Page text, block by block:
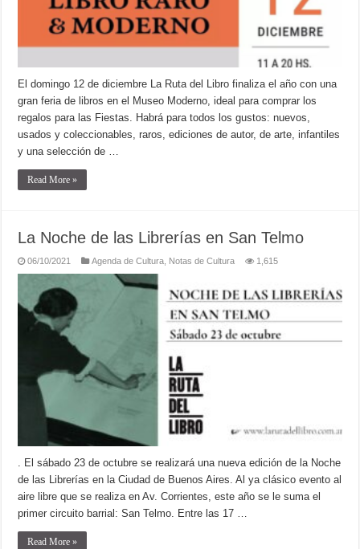
El domingo 12 de diciembre La Ruta del Libro finaliza el año con una
gran feria de libros en el Museo Moderno, ideal para comprar los
regalos para las Fiestas. Habrá para todos los gustos: nuevos,
usados y coleccionables, raros, ediciones de autor, de arte, infantiles
y una selección de …
Read More »
La Noche de las Librerías en San Telmo
06/10/2021 Agenda de Cultura Notas de Cultura 1,615
. El sábado 23 de octubre se realizará una nueva edición de la Noche
de las Librerías en la Ciudad de Buenos Aires. Al ya clásico evento al
aire libre que se realiza en Av. Corrientes, este año se le suma el
primer circuito barrial: San Telmo. Entre las 17 …
Read More »